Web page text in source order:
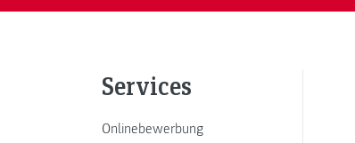
Services
Onlinebewerbung